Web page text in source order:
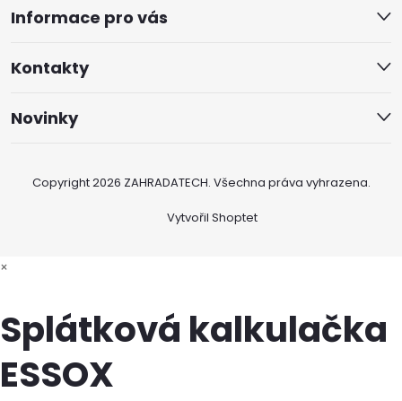
Informace pro vás
Kontakty
Novinky
Vytvořil Shoptet
Copyright 2026 ZAHRADATECH. Všechna práva vyhrazena.
×
Splátková kalkulačka
ESSOX